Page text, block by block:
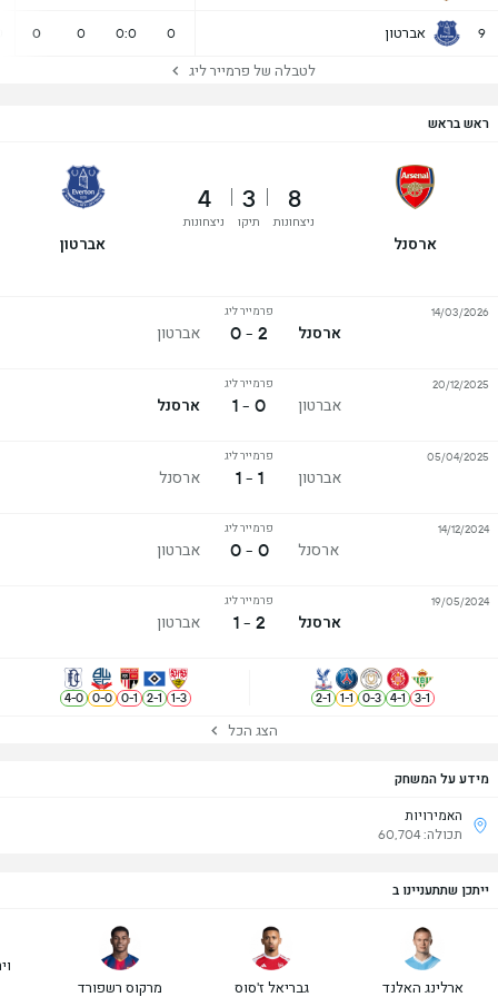
9 אברטון 0
0:0
0
0
לטבלה של פרמייר ליג
מידע על המשחק
האמירויות
תכולה: 60,704
ראש בראש
ארסנל
8
ניצחונות
3
תיקו
4
ניצחונות
אברטון
ארסנל
פרמייר ליג
2 - 0 אברטון
14/03/2026
אברטון
פרמייר ליג
0 - 1 ארסנל
20/12/2025
אברטון
פרמייר ליג
1 - 1 ארסנל
05/04/2025
ארסנל
פרמייר ליג
0 - 0 אברטון
14/12/2024
ארסנל
פרמייר ליג
2 - 1 אברטון
19/05/2024
1
-
3
1
-
4
3
-
0
1
-
1
1
-
2
3
-
1
1
-
2
1
-
0
0
-
0
0
-
4
הצג הכל
ייתכן שתתעניינו ב
ארלינג האלנד גבריאל ז'סוס מרקוס רשפורד